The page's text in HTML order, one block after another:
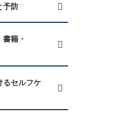
予防
籍・
るセルフケ